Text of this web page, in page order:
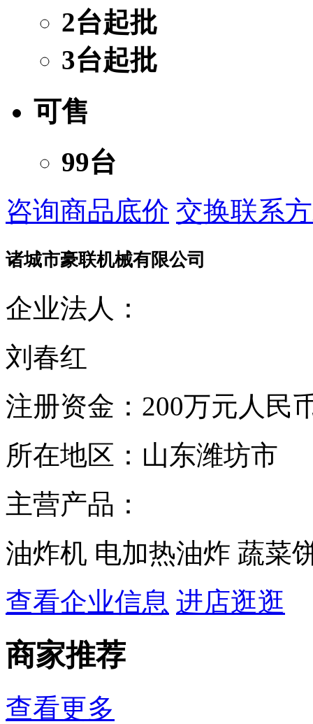
2台起批
3台起批
可售
99台
咨询商品底价 交换联系
诸城市豪联机械有限公司
企业法人：
刘春红
注册资金： 200万元人民
所在地区： 山东潍坊市
主营产品：
油炸机 电加热油炸 蔬菜
查看企业信息 进店逛逛
商家推荐
查看更多